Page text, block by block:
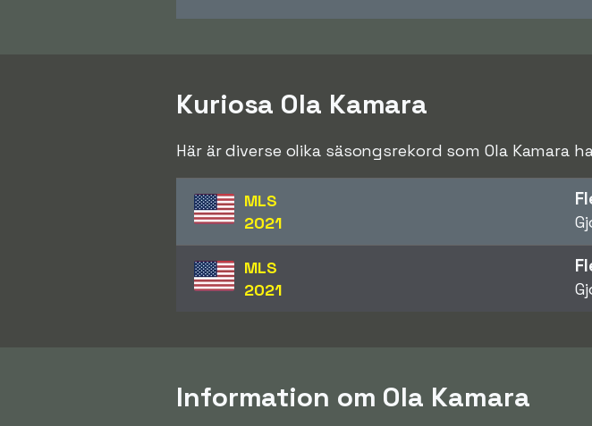
Kuriosa Ola Kamara
Här är diverse olika säsongsrekord som Ola Kamara
MLS
2021
MLS
2021
Information om Ola Kamara